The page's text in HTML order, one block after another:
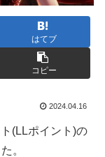
はてブ
コピー
2024.04.16
(LLポイント)の
。